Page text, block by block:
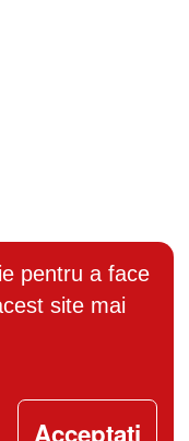
pentru a face
site mai
Acceptați